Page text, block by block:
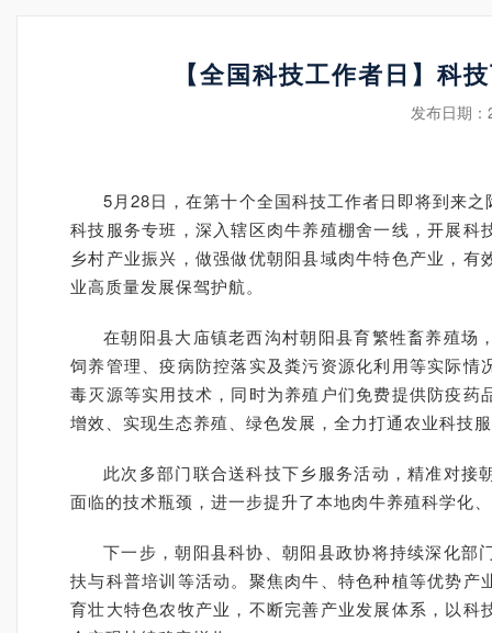
【全国科技工作者日】科
发布日期：
5月28日，在第十个全国科技工作者日即将到来
科技服务专班，深入辖区肉牛养殖棚舍一线，开展
乡村产业振兴，做强做优朝阳县域肉牛特色产业，
业高质量发展保驾护航。
在朝阳县大庙镇老西沟村朝阳县育繁牲畜养殖
饲养管理、疫病防控落实及粪污资源化利用等实际
毒灭源等实用技术，同时为养殖户们免费提供防疫
增效、实现生态养殖、绿色发展，全力打通农业科技
此次多部门联合送科技下乡服务活动，精准对
面临的技术瓶颈，进一步提升了本地肉牛养殖科学化
下一步，朝阳县科协、朝阳县政协将持续深化
扶与科普培训等活动。聚焦肉牛、特色种植等优势
育壮大特色农牧产业，不断完善产业发展体系，以